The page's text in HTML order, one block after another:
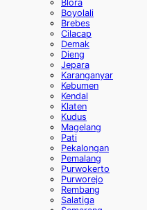
Blora
Boyolali
Brebes
Cilacap
Demak
Dieng
Jepara
Karanganyar
Kebumen
Kendal
Klaten
Kudus
Magelang
Pati
Pekalongan
Pemalang
Purwokerto
Purworejo
Rembang
Salatiga